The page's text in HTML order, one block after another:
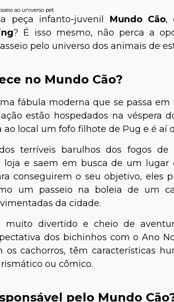
ao universo pet
peça infanto-juvenil Mundo Cão,
? É isso mesmo, não perca a
pelo universo dos animais de
no Mundo Cão?
fábula moderna que se passa em
estão hospedados na véspera
ao local um fofo filhote de Pug e é aí
terríveis barulhos dos fogos
e saem em busca de um lugar
conseguirem o seu objetivo, eles
um passeio na boleia de um
da cidade.
muito divertido e cheio de
dos bichinhos com o Ano
os cachorros, têm características
ou cômico.
pelo Mundo